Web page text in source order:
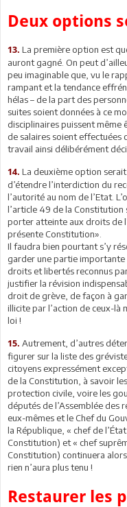
Deux options
13. La première option est
auront gagné. On peut
peu imaginable que, vu le
rampant et la tendance
hélas – de la part des
suites soient données à ce
disciplinaires puissent même
de salaires soient effectuées
travail ainsi délibérément
14. La deuxième option
d’étendre l’interdiction du
l’autorité au nom de l’Etat.
l’article 49 de la Constitution
porter atteinte aux droits de
présente Constitution».
Il faudra bien pourtant s’y
garder une partie importante
droits et libertés reconnus
justifier la révision
droit de grève, de façon à
illicite par l’action de ceux-là
loi !
15. Autrement, d’autres
figurer sur la liste des
citoyens expressément
de la Constitution, à savoir
protection civile, voire les
députés de l’Assemblée des
eux-mêmes et le Chef du
la République, « chef de
Constitution) et « chef
Constitution) continuera
rien n’aura plus tenu !
Restaurer les